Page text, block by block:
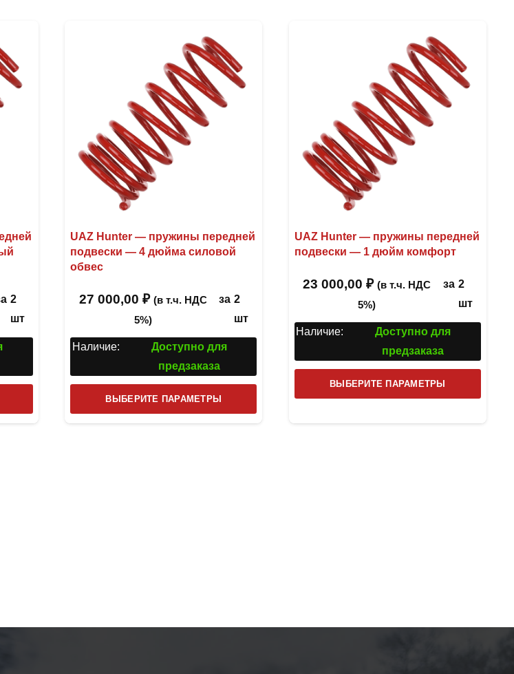
2
шт
товар
UAZ Hunter — пружины передней
подвески — 4 дюйма силовой
обвес
27 000,00 ₽ (в т.ч. НДС
5%)
за 2
шт
Наличие:
Доступно для
предзаказа
ВЫБЕРИТЕ ПАРАМЕТРЫ
товар
UAZ Hunter — пружины передней
подвески — 1 дюйм комфорт
23 000,00₽ (в т.ч. НДС
5%)
за 2
шт
Наличие:
Доступно для
предзаказа
ВЫБЕРИТЕ ПАРАМЕТРЫ
товар